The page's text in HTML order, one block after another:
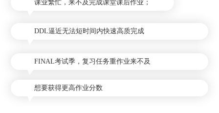
课业繁忙，来不及完成课堂课后作业；
DDL逼近无法短时间内快速高质完成
FINAL考试季，复习任务重作业来不及
想要获得更高作业分数